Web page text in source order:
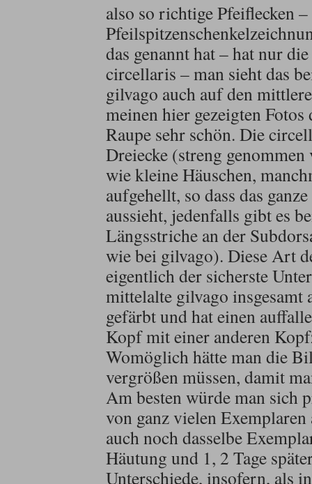
also so richtige Pfeiflecken
das genannt hat – hat nur
circellaris – man sieht das
gilvago auch auf den
meinen hier gezeigten Fotos
Raupe sehr schön. Die
Dreiecke (streng
wie kleine Häuschen,
aufgehellt, so dass das
aussieht, jedenfalls gibt es
Längsstriche an der
wie bei gilvago). Diese Art
eigentlich der sicherste
mittelalte gilvago insgesamt
gefärbt und hat einen
Kopf mit einer anderen
Womöglich hätte man die
vergrößen müssen, damit
Am besten würde man sich
von ganz vielen Exemplaren
auch noch dasselbe
Häutung und 1, 2 Tage
Unterschiede, insofern, als